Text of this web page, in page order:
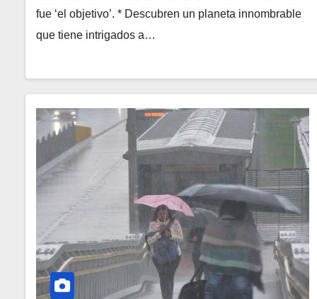
fue ‘el objetivo’. * Descubren un planeta innombrable
que tiene intrigados a…